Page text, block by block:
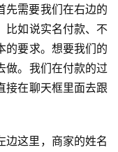
先需要我们在右边的
比如说实名付款、不
的要求。想要我们的
做。我们在付款的过
接在聊天框里面去跟
边这里，商家的姓名